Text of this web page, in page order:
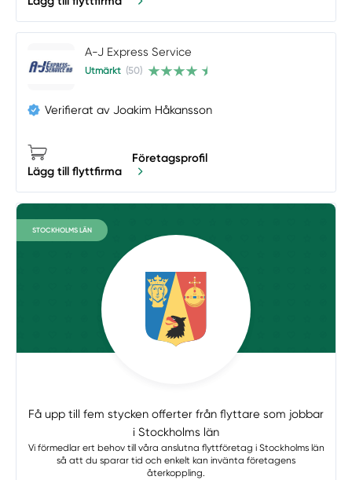
A-J Express Service
Utmärkt (50)
Verifierat av Joakim Håkansson
Lägg till flyttfirma
Företagsprofil
STOCKHOLMS LÄN
Få upp till fem stycken offerter från flyttare som jobbar
i Stockholms län
Vi förmedlar ert behov till våra anslutna flyttföretag i Stockholms län
så att du sparar tid och enkelt kan invänta företagens
återkoppling.